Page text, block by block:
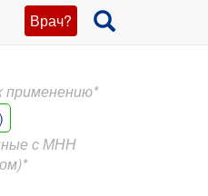
Врач?
применению*
с МНН